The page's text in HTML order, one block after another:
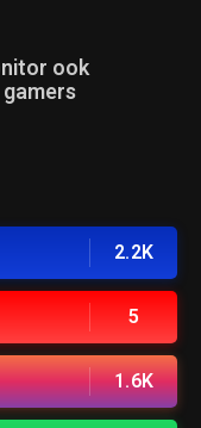
ook
2.2K
5
1.6K